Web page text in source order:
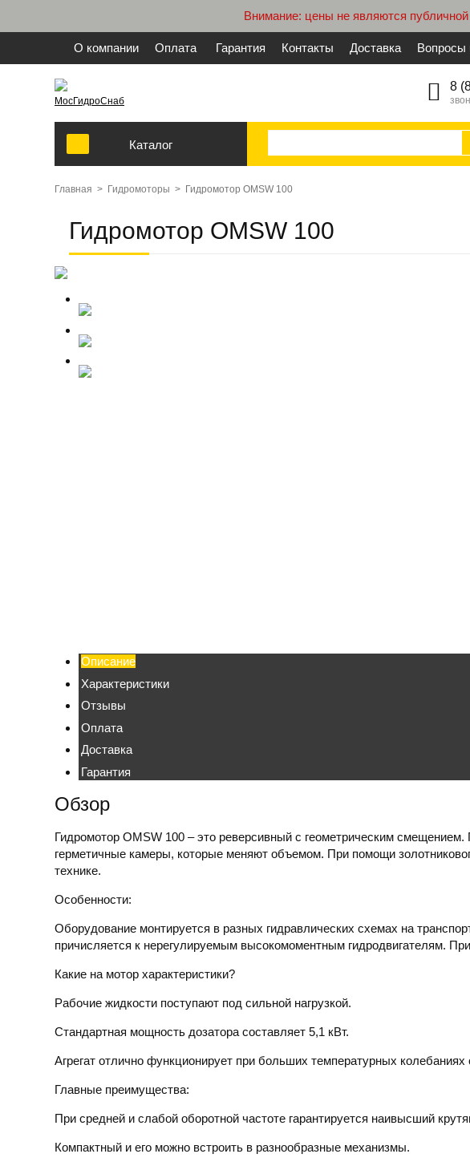
Внимание: цены не являются
О компании Оплата Гарантия Контакты Доставка Вопросы
МосГидроСнаб
8
Каталог
Главная > Гидромоторы > Гидромотор OMSW 100
Гидромотор OMSW 100
Описание
Характеристики
Отзывы
Оплата
Доставка
Гарантия
Обзор
Гидромотор OMSW 100 – это реверсивный с геометрическим
герметичные камеры, которые меняют объемом. При помощи
технике.
Особенности:
Оборудование монтируется в разных гидравлических схемах на
причисляется к нерегулируемым высокомоментным гидродвигателям.
Какие на мотор характеристики?
Рабочие жидкости поступают под сильной нагрузкой.
Стандартная мощность дозатора составляет 5,1 кВт.
Агрегат отлично функционирует при больших температурных
Главные преимущества:
При средней и слабой оборотной частоте гарантируется наивысший
Компактный и его можно встроить в разнообразные механизмы.